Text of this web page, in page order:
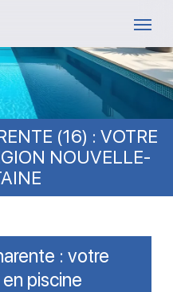
(16) : VOTRE
NOUVELLE-
: votre
piscine